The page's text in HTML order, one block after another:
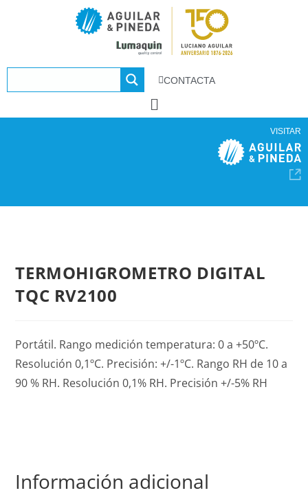
CONTACTA
VISITAR
TERMOHIGROMETRO DIGITAL
TQC RV2100
Portátil. Rango medición temperatura: 0 a +50ºC.
Resolución 0,1ºC. Precisión: +/-1ºC. Rango RH de 10 a
90 % RH. Resolución 0,1% RH. Precisión +/-5% RH
Información adicional